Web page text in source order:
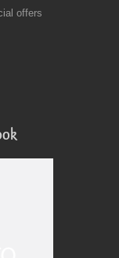
offers